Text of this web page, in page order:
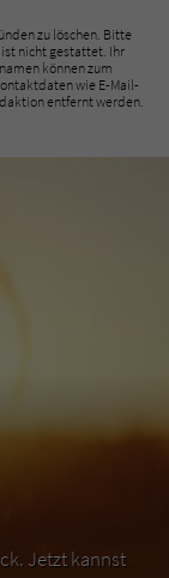
zu löschen. Bitte
nicht gestattet. Ihr
können zum
wie E-Mail-
entfernt werden.
Jetzt kannst